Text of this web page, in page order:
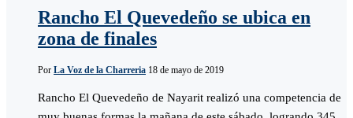
Rancho El Quevedeño se ubica en
zona de finales
Por La Voz de la Charreria 18 de mayo de 2019
Rancho El Quevedeño de Nayarit realizó una competencia de